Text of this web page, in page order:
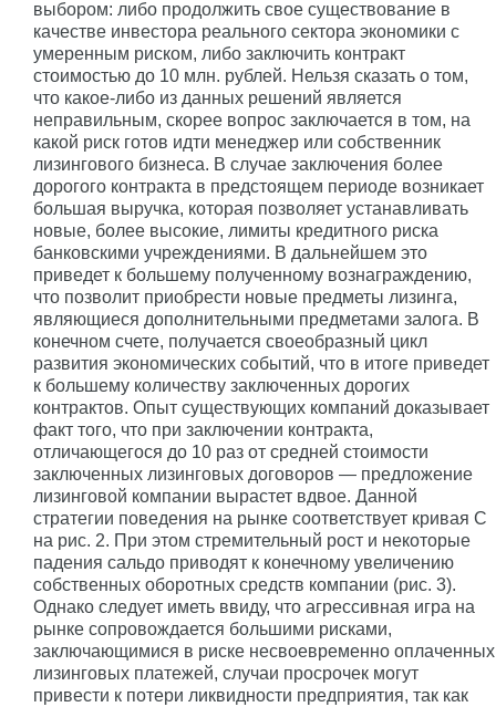
выбором: либо продолжить свое существование в
качестве инвестора реального сектора экономики с
умеренным риском, либо заключить контракт
стоимостью до 10 млн. рублей. Нельзя сказать о том,
что какое-либо из данных решений является
неправильным, скорее вопрос заключается в том, на
какой риск готов идти менеджер или собственник
лизингового бизнеса. В случае заключения более
дорогого контракта в предстоящем периоде возникает
большая выручка, которая позволяет устанавливать
новые, более высокие, лимиты кредитного риска
банковскими учреждениями. В дальнейшем это
приведет к большему полученному вознаграждению,
что позволит приобрести новые предметы лизинга,
являющиеся дополнительными предметами залога. В
конечном счете, получается своеобразный цикл
развития экономических событий, что в итоге приведет
к большему количеству заключенных дорогих
контрактов. Опыт существующих компаний доказывает
факт того, что при заключении контракта,
отличающегося до 10 раз от средней стоимости
заключенных лизинговых договоров — предложение
лизинговой компании вырастет вдвое. Данной
стратегии поведения на рынке соответствует кривая С
на рис. 2. При этом стремительный рост и некоторые
падения сальдо приводят к конечному увеличению
собственных оборотных средств компании (рис. 3).
Однако следует иметь ввиду, что агрессивная игра на
рынке сопровождается большими рисками,
заключающимися в риске несвоевременно оплаченных
лизинговых платежей, случаи просрочек могут
привести к потери ликвидности предприятия, так как